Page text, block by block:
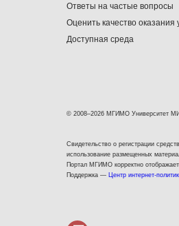
Ответы на частые вопросы
Оценить качество оказания
Доступная среда
© 2008–2026 МГИМО Университет
Свидетельство о регистрации
использование размещенных
Портал МГИМО корректно
Поддержка —
Центр интернет-